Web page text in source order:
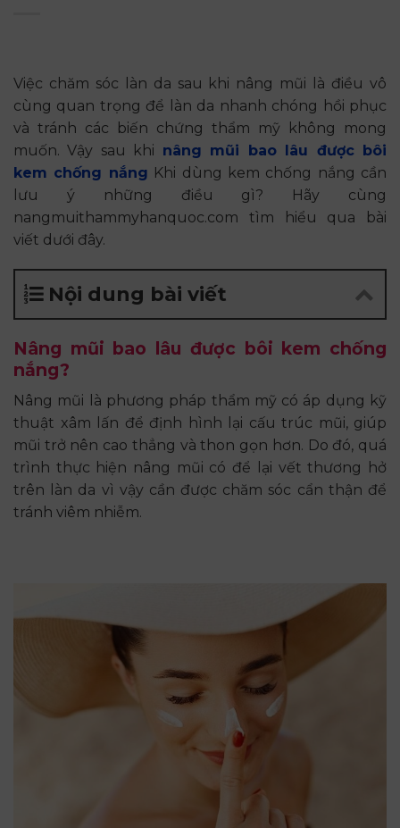
Việc chăm sóc làn da sau khi nâng mũi là điều vô
cùng quan trọng để làn da nhanh chóng hồi phục
và tránh các biến chứng thẩm mỹ không mong
muốn. Vậy sau khi nâng mũi bao lâu được bôi
kem chống nắng Khi dùng kem chống nắng cần
lưu ý những điều gì? Hãy cùng
nangmuithammyhanquoc.com tìm hiểu qua bài
viết dưới đây.
Nội dung bài viết
Nâng mũi bao lâu được bôi kem chống
nắng?
Nâng mũi là phương pháp thẩm mỹ có áp dụng kỹ
thuật xâm lấn để định hình lại cấu trúc mũi, giúp
mũi trở nên cao thẳng và thon gọn hơn. Do đó, quá
trình thực hiện nâng mũi có để lại vết thương hở
trên làn da vì vậy cần được chăm sóc cẩn thận để
tránh viêm nhiễm.